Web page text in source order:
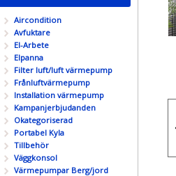
Aircondition
Avfuktare
El-Arbete
Elpanna
Filter luft/luft värmepump
Frånluftvärmepump
Installation värmepump
Kampanjerbjudanden
Okategoriserad
Portabel Kyla
Tillbehör
Väggkonsol
Värmepumpar Berg/jord